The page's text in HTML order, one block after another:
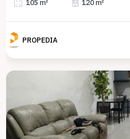
105 m² 120 m²
PROPEDIA